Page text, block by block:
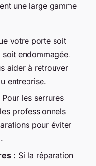
une large gamme
votre porte soit
endommagée,
aider à retrouver
entreprise.
Pour les serrures
professionnels
pour éviter
: Si la réparation